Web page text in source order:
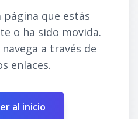
que estás
o ha sido movida.
a través de
enlaces.
al inicio